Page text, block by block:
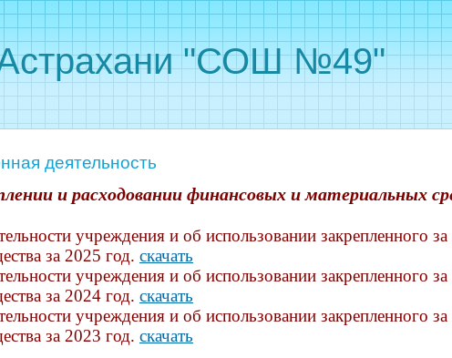
"СОШ №49"
деятельность
и расходовании финансовых и материальных
учреждения и об использовании закрепленного
за 2025 год. скачать
учреждения и об использовании закрепленного
за 2024 год. скачать
учреждения и об использовании закрепленного
за 2023 год. скачать